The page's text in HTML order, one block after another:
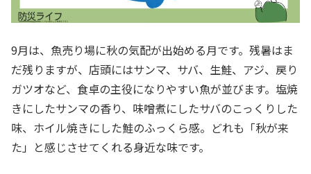
9月は、魚売り場に秋の気配が出始める月です。残暑はま
だ残りますが、店頭にはサンマ、サバ、生鮭、アジ、戻り
ガツオなど、食卓の主役になりやすい魚が並びます。塩焼
きにしたサンマの香り、味噌煮にしたサバのこっくりした
味、ホイル焼きにした鮭のふっくら感。どれも「秋が来
た」と感じさせてくれる身近な味です。